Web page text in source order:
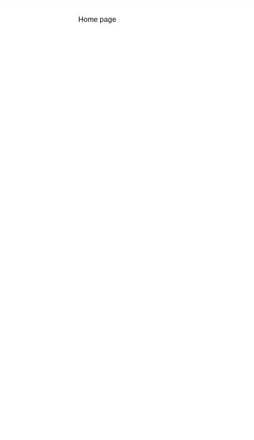
Home page